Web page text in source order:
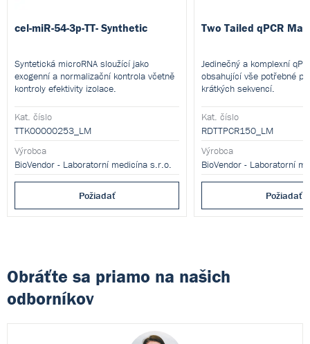
cel-miR-54-3p-TT- Synthetic
Syntetická microRNA sloužící jako
exogenní a normalizační kontrola včetně
kontroly efektivity izolace.
Kat. číslo
TTK00000253_LM
Výrobca
BioVendor - Laboratorní medicína s.r.o.
Požiadať
Two Tailed qPCR
Jedinečný a komplexní
obsahující vše potřebné
krátkých sekvencí.
Kat. číslo
RDTTPCR150_LM
Výrobca
BioVendor - Laboratorní
Požiadať
Obráťte sa priamo na našich
odborníkov